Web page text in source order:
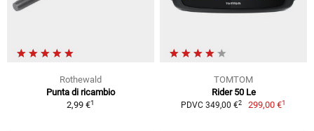
Rothewald
Punta di ricambio
2,99 €1
TOMTOM
Rider 50 Le
PDVC 349,00 €2 299,00 €1